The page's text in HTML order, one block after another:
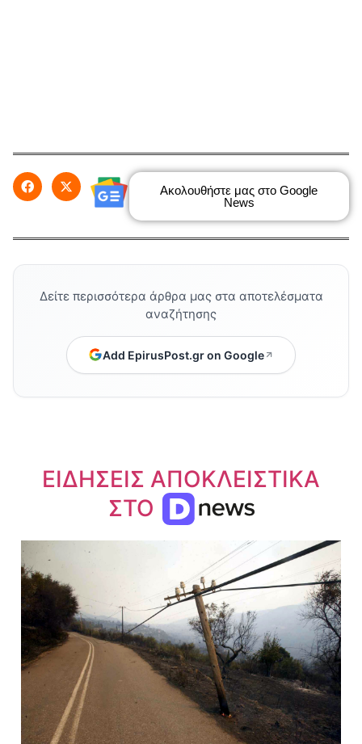
Ακολουθήστε μας στο Google
News
Δείτε περισσότερα άρθρα μας στα αποτελέσματα
αναζήτησης
Add EpirusPost.gr on Google
ΕΙΔΗΣΕΙΣ ΑΠΟΚΛΕΙΣΤΙΚΑ
ΣΤΟ